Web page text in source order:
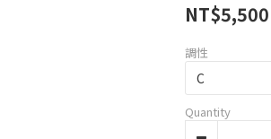
NT$5,500
調性
Quantity